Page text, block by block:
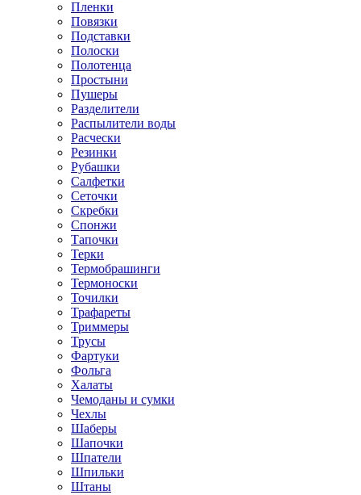
Пленки
Повязки
Подставки
Полоски
Полотенца
Простыни
Пушеры
Разделители
Распылители воды
Расчески
Резинки
Рубашки
Салфетки
Сеточки
Скребки
Спонжи
Тапочки
Терки
Термобрашинги
Термоноски
Точилки
Трафареты
Триммеры
Трусы
Фартуки
Фольга
Халаты
Чемоданы и сумки
Чехлы
Шаберы
Шапочки
Шпатели
Шпильки
Штаны